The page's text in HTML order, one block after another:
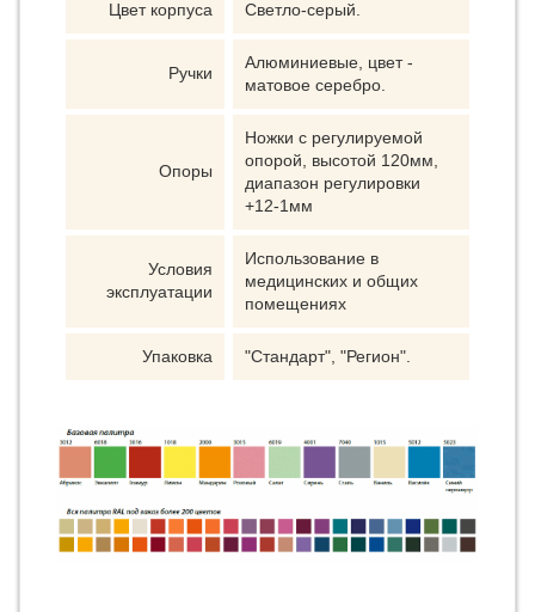
Цвет корпуса Светло-серый.
Ручки
Алюминиевые, цвет -
матовое серебро.
Опоры
Ножки с регулируемой
опорой, высотой 120мм,
диапазон регулировки
+12-1мм
Условия
эксплуатации
Использование в
медицинских и общих
помещениях
Упаковка "Стандарт", "Регион".